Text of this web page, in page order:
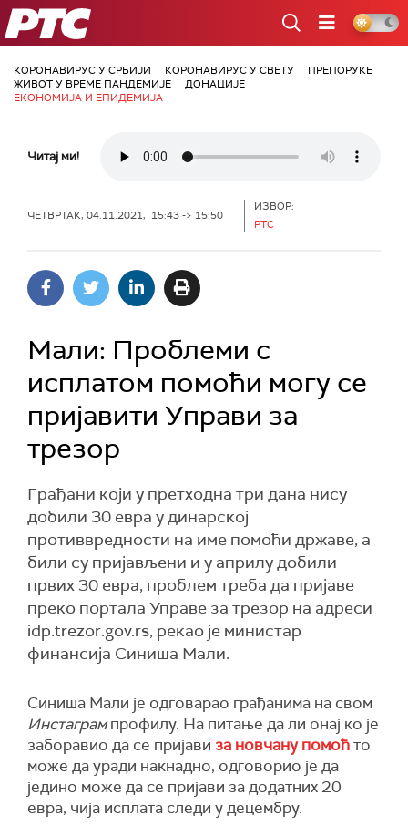
РТС
КОРОНАВИРУС У СРБИЈИ КОРОНАВИРУС У СВЕТУ
ПРЕПОРУКЕ
ЖИВОТ У ВРЕМЕ ПАНДЕМИЈЕ
ДОНАЦИЈЕ
ЕКОНОМИЈА И ЕПИДЕМИЈА
Читај ми!
ЧЕТВРТАК, 04.11.2021, 15:43 -> 15:50
ИЗВОР:
РТС
Мали: Проблеми с
исплатом помоћи могу се
пријавити Управи за
трезор
Грађани који у претходна три дана нису
добили 30 евра у динарској
противвредности на име помоћи државе, а
били су пријављени и у априлу добили
првих 30 евра, проблем треба да пријаве
преко портала Управе за трезор на адреси
idp.trezor.gov.rs, рекао је министар
финансија Синиша Мали.
Синишa Мали је одговарао грађанима на свом
Инстагрампрофилу. На питање да ли онај ко је
заборавио да се пријави за новчану помоћто
може да уради накнадно, одговорио је да
једино може да се пријави за додатних 20
евра, чија исплата следи у децембру.